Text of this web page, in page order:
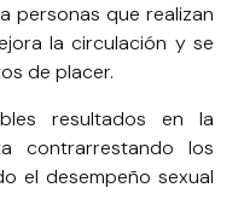
personas que realizan
la circulación y se
de placer.
resultados en la
contrarrestando los
el desempeño sexual